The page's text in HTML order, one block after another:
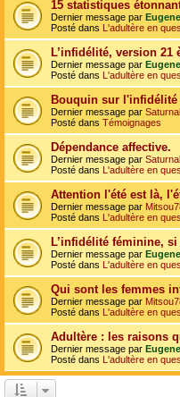
15 statistiques
Dernier message par Eugene
Posté dans L'adultère en
L’infidélité, version 21
Dernier message par Eugene
Posté dans L'adultère en
Bouquin sur
Dernier message par
Posté dans Témoignages
Dépendance affective.
Dernier message par
Posté dans L'adultère en
Attention l'été est là,
Dernier message par
Posté dans L'adultère en
L’infidélité féminine,
Dernier message par Eugene
Posté dans L'adultère en
Qui sont les femmes
Dernier message par
Posté dans L'adultère en
Adultère : les raisons
Dernier message par Eugene
Posté dans L'adultère en